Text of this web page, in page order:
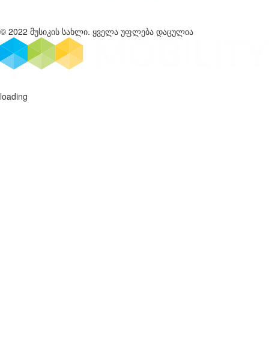
© 2022 მუსიკის სახლი. ყველა უფლება დაცულია
loading